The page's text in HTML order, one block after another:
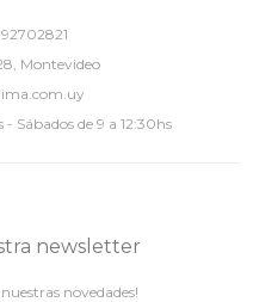
Montevideo
- Sábados de 9 a 12:30hs
newsletter
novedades!